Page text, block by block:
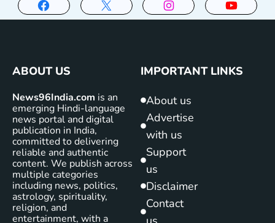
ABOUT US
News96India.com is an
emerging Hindi-language
news portal and digital
publication in India,
committed to delivering
reliable and authentic
content. We publish across
multiple categories
including news, politics,
astrology, spirituality,
religion, and
entertainment, with a
IMPORTANT LINKS
About us
Advertise
with us
Support
us
Disclaimer
Contact